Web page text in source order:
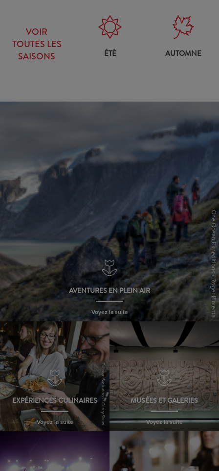
VOIR
TOUTES LES
SAISONS
ÉTÉ AUTOMNE
AVENTURES EN PLEIN AIR
Voyez la suite One Ocean Expeditions / Roger Pimenta
EXPÉRIENCES CULINAIRES
Voyez la suite Tourism Saskatoon / Carey Shaw MUSÉES ET GALERIES
Voyez la suite